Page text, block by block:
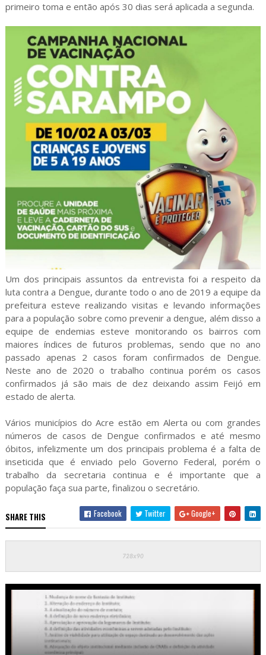
primeiro toma e então após 30 dias será aplicada a segunda.
Um dos principais assuntos da entrevista foi a respeito da
luta contra a Dengue, durante todo o ano de 2019 a equipe da
prefeitura esteve realizando visitas e levando informações
para a população sobre como prevenir a dengue, além disso a
equipe de endemias esteve monitorando os bairros com
maiores índices de futuros problemas, sendo que no ano
passado apenas 2 casos foram confirmados de Dengue.
Neste ano de 2020 o trabalho continua porém os casos
confirmados já são mais de dez deixando assim Feijó em
estado de alerta.
Vários municípios do Acre estão em Alerta ou com grandes
números de casos de Dengue confirmados e até mesmo
óbitos, infelizmente um dos principais problema é a falta de
inseticida que é enviado pelo Governo Federal, porém o
trabalho da secretaria continua e é importante que a
população faça sua parte, finalizou o secretário.
SHARE THIS Facebook Twitter Google+